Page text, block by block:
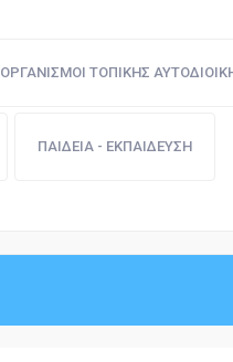
ΟΡΓΑΝΙΣΜΟΙ ΤΟΠΙΚΗΣ
ΠΑΙΔΕΙΑ - ΕΚΠΑΙΔΕΥΣΗ